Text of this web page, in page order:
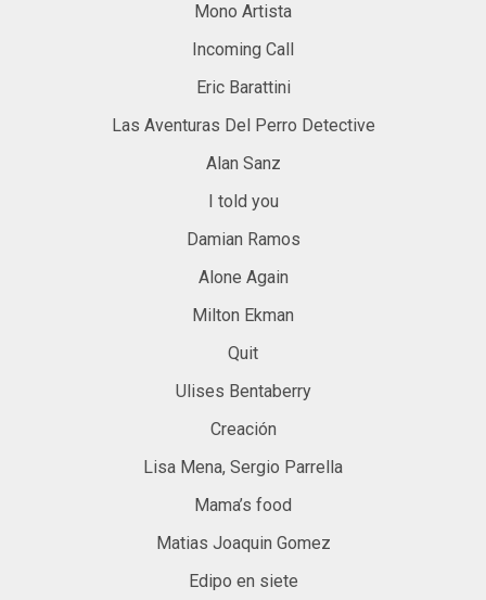
Mono Artista
Incoming Call
Eric Barattini
Las Aventuras Del Perro Detective
Alan Sanz
I told you
Damian Ramos
Alone Again
Milton Ekman
Quit
Ulises Bentaberry
Creación
Lisa Mena, Sergio Parrella
Mama’s food
Matias Joaquin Gomez
Edipo en siete